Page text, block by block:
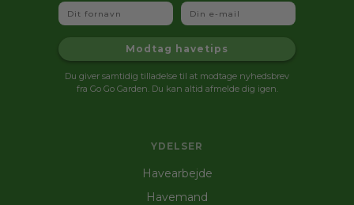
YDELSER
Havearbejde
Havemand
Fornavn Email
Modtag havetips
Du giver samtidig tilladelse til at modtage nyhedsbrev
fra Go Go Garden. Du kan altid afmelde dig igen.